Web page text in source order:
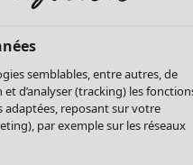
semblables, entre autres, de
d’analyser (tracking) les
reposant sur votre
par exemple sur les réseaux